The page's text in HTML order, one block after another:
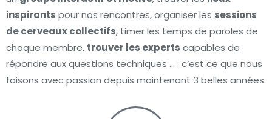
inspirants pour nos rencontres, organiser les sessions
de cerveaux collectifs, timer les temps de paroles de
chaque membre, trouver les experts capables de
répondre aux questions techniques … : c’est ce que nous
faisons avec passion depuis maintenant 3 belles années.